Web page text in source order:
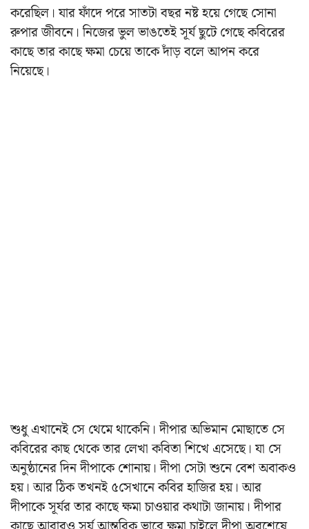
করেছিল। যার ফাঁদে পরে সাতটা বছর নষ্ট হয়ে গেছে সোনা
রুপার জীবনে। নিজের ভুল ভাঙতেই সূর্য ছুটে গেছে কবিরের
কাছে তার কাছে ক্ষমা চেয়ে তাকে দাঁড় বলে আপন করে
নিয়েছে।
শুধু এখানেই সে থেমে থাকেনি। দীপার অভিমান মোছাতে সে
কবিরের কাছ থেকে তার লেখা কবিতা শিখে এসেছে। যা সে
অনুষ্ঠানের দিন দীপাকে শোনায়। দীপা সেটা শুনে বেশ অবাকও
হয়। আর ঠিক তখনই ৫সেখানে কবির হাজির হয়। আর
দীপাকে সূর্যর তার কাছে ক্ষমা চাওয়ার কথাটা জানায়। দীপার